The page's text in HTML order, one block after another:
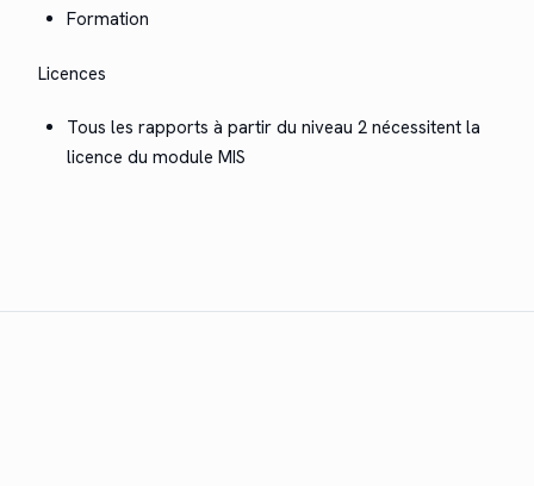
For­ma­tion
Licences
Tous les rap­ports à par­tir du niveau 2 néces­si­tent la
licence du mod­ule MIS